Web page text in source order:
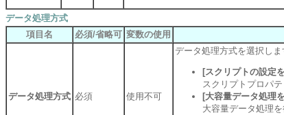
データ処理方式
項目名
必須/省略可 変数の使用
データ処理方式 必須 使用不可
データ処理方式を選択しま
[スクリプトの設定
スクリプトプロパ
[大容量データ処理
大容量データ処理を